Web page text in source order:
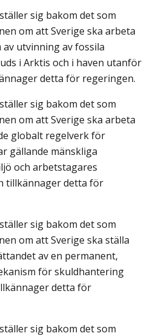
sig bakom det som
om att Sverige ska arbeta
utvinning av fossila
i Arktis och i haven utanför
detta för regeringen.
sig bakom det som
om att Sverige ska arbeta
globalt regelverk för
gällande mänskliga
och arbetstagares
tillkännager detta för
sig bakom det som
om att Sverige ska ställa
av en permanent,
för skuldhantering
detta för
sig bakom det som